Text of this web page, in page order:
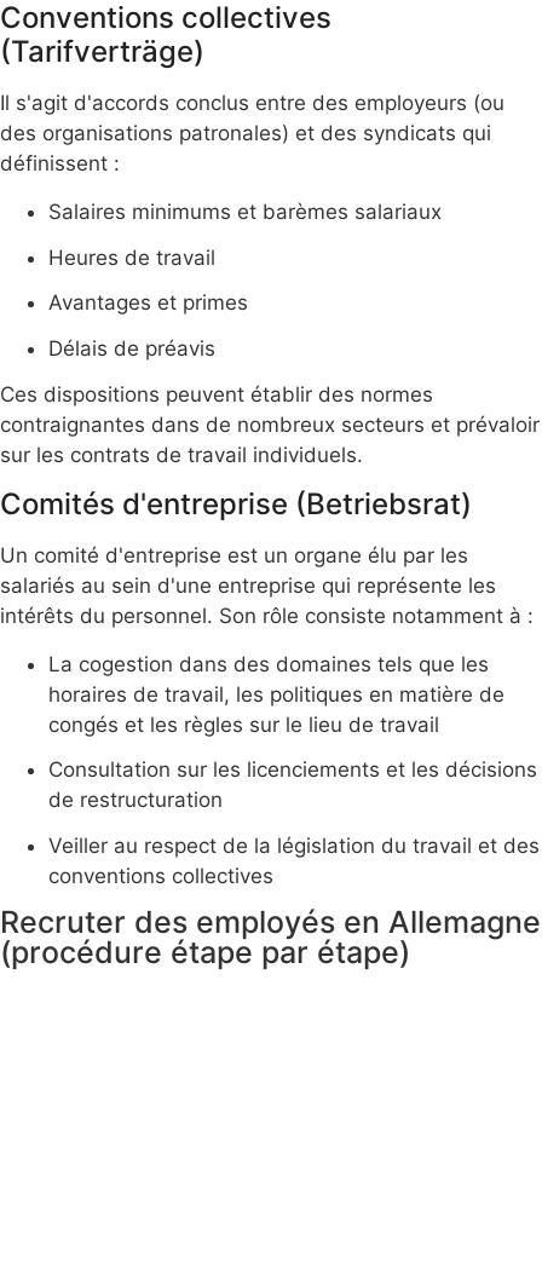
Conventions collectives
(Tarifverträge)
Il s'agit d'accords conclus entre des employeurs (ou
des organisations patronales) et des syndicats qui
définissent :
Salaires minimums et barèmes salariaux
Heures de travail
Avantages et primes
Délais de préavis
Ces dispositions peuvent établir des normes
contraignantes dans de nombreux secteurs et prévaloir
sur les contrats de travail individuels.
Comités d'entreprise (Betriebsrat)
Un comité d'entreprise est un organe élu par les
salariés au sein d'une entreprise qui représente les
intérêts du personnel. Son rôle consiste notamment à :
La cogestion dans des domaines tels que les
horaires de travail, les politiques en matière de
congés et les règles sur le lieu de travail
Consultation sur les licenciements et les décisions
de restructuration
Veiller au respect de la législation du travail et des
conventions collectives
Recruter des employés en Allemagne
(procédure étape par étape)